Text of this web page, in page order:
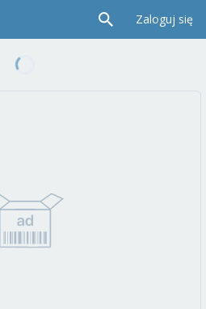
Zaloguj się